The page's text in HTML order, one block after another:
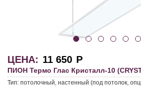
ЦЕНА: 11 650 Р
ПИОН Термо Глас Кристалл-10
Тип: потолочный, настенный (под потолок,